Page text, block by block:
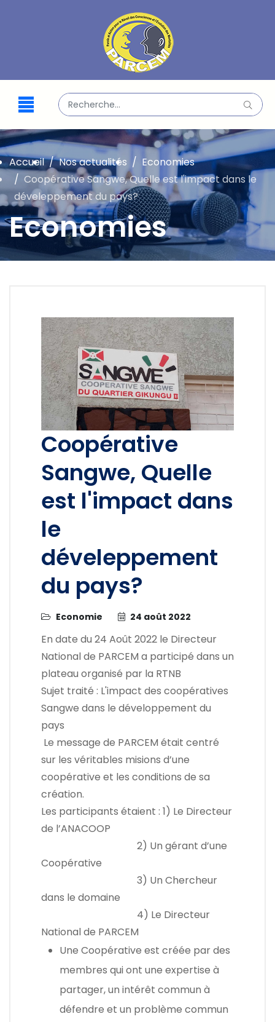
Valider
Economies
Accueil Nos actualités
Economies
Coopérative Sangwe, Quelle est l'impact dans le
déveleppement du pays?
Coopérative
Sangwe, Quelle
est l'impact dans
le
déveleppement
du pays?
Economie 24 août 2022
En date du 24 Août 2022 le Directeur
National de PARCEM a participé dans un
plateau organisé par la RTNB
Sujet traité : L'impact des coopératives
Sangwe dans le développement du
pays
Le message de PARCEM était centré
sur les véritables misions d’une
coopérative et les conditions de sa
création.
Les participants étaient : 1) Le Directeur
de l’ANACOOP
2) Un gérant d’une
Coopérative
3) Un Chercheur
dans le domaine
4) Le Directeur
National de PARCEM
Une Coopérative est créée par des
membres qui ont une expertise à
partager, un intérêt commun à
défendre et un problème commun